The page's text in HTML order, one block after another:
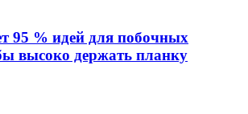
95 % идей для побочных
высоко держать планку